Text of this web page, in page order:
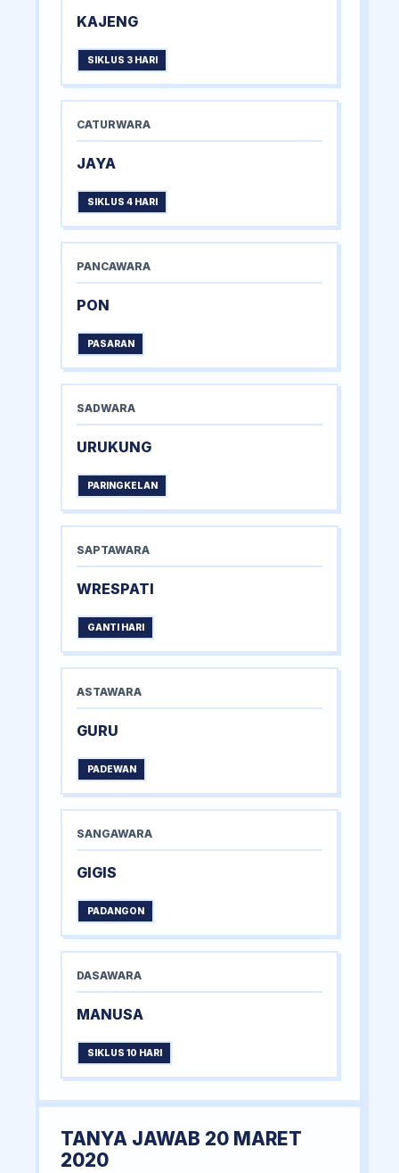
KAJENG
SIKLUS 3 HARI
CATURWARA
JAYA
SIKLUS 4 HARI
PANCAWARA
PON
PASARAN
SADWARA
URUKUNG
PARINGKELAN
SAPTAWARA
WRESPATI
GANTI HARI
ASTAWARA
GURU
PADEWAN
SANGAWARA
GIGIS
PADANGON
DASAWARA
MANUSA
SIKLUS 10 HARI
TANYA JAWAB 20 MARET
2020